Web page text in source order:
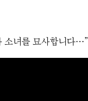
소녀를 묘사합니다…”